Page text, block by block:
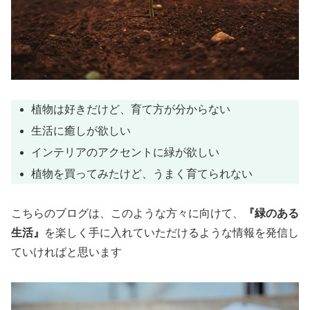
植物は好きだけど、育て方が分からない
生活に癒しが欲しい
インテリアのアクセントに緑が欲しい
植物を買ってみたけど、うまく育てられない
こちらのブログは、このような方々に向けて、
『緑のある
生活』
を楽しく手に入れていただけるような情報を発信し
ていければと思います